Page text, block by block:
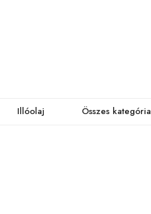
Illóolaj Összes kategória